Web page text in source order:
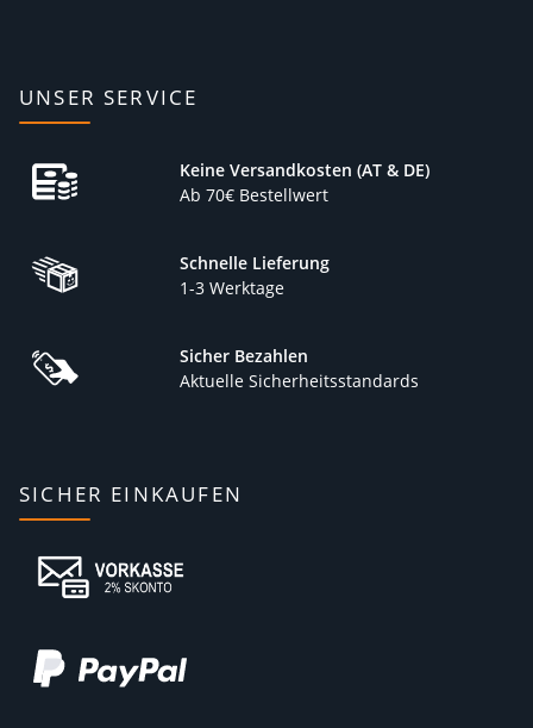
UNSER SERVICE
Keine Versandkosten (AT & DE)
Ab 70€ Bestellwert
Schnelle Lieferung
1-3 Werktage
Sicher Bezahlen
Aktuelle Sicherheitsstandards
SICHER EINKAUFEN